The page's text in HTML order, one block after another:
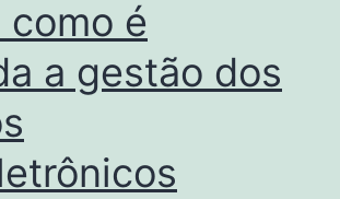
é
a gestão dos